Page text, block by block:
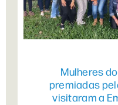
Mulheres
premiadas
visitaram a